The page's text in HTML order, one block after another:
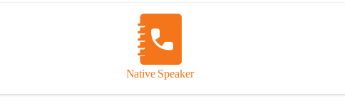
Native Speaker